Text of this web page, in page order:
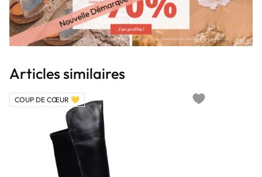
Articles similaires
COUP DE CŒUR 💛